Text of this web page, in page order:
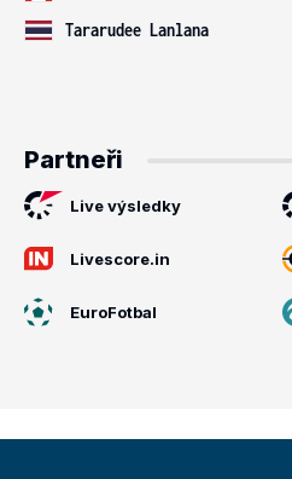
Tararudee Lanlana
Partneři
Live výsledky
Livescore.in
EuroFotbal